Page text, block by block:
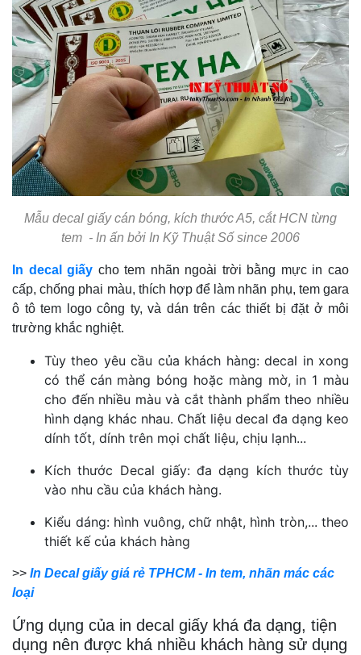
Mẫu decal giấy cán bóng, kích thước A5, cắt HCN từng
tem - In ấn bởi In Kỹ Thuật Số since 2006
In decal giấy cho tem nhãn ngoài trời bằng mực in cao
cấp, chống phai màu, thích hợp để làm nhãn phụ, tem gara
ô tô tem logo công ty, và dán trên các thiết bị đặt ở môi
trường khắc nghiệt.
Tùy theo yêu cầu của khách hàng: decal in xong
có thể cán màng bóng hoặc màng mờ, in 1 màu
cho đến nhiều màu và cắt thành phẩm theo nhiều
hình dạng khác nhau. Chất liệu decal đa dạng keo
dính tốt, dính trên mọi chất liệu, chịu lạnh...
Kích thước Decal giấy: đa dạng kích thước tùy
vào nhu cầu của khách hàng.
Kiểu dáng: hình vuông, chữ nhật, hình tròn,... theo
thiết kế của khách hàng
>> In Decal giấy giá rẻ TPHCM - In tem, nhãn mác các
loại
Ứng dụng của in decal giấy khá đa dạng, tiện
dụng nên được khá nhiều khách hàng sử dụng